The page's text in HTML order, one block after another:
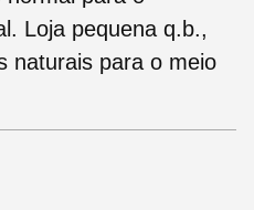
Loja pequena q.b.,
naturais para o meio